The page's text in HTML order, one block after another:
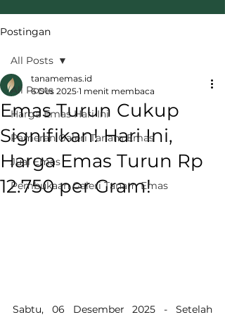
Postingan
All Posts
Harga Emas Hari Ini
Pameran Galeri Tanam Emas
Jual Emas
Pembukaan Galeri Tanam Emas
All Posts
Emas Turun Cukup
Signifikan! Hari Ini,
Harga Emas Turun Rp
12.750 per Gram!
tanamemas.id
6 Des 2025 1 menit membaca
Sabtu, 06 Desember 2025 - Setelah